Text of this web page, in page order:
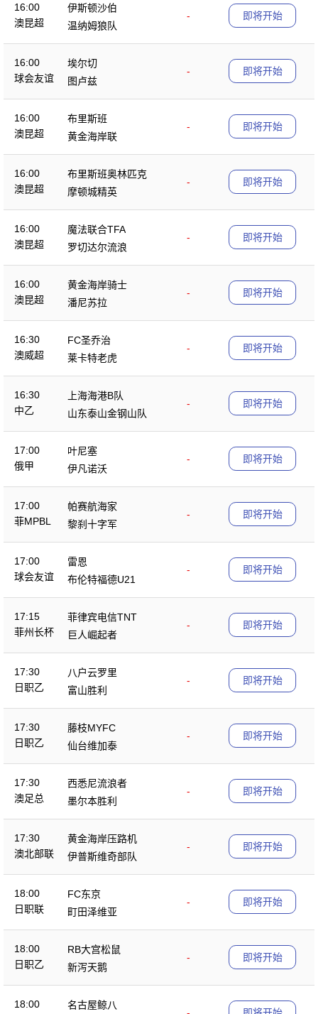
16:00
澳昆超
伊斯顿沙伯
-
温纳姆狼队
即将开始
16:00
球会友谊
埃尔切
-
图卢兹
即将开始
16:00
澳昆超
布里斯班
-
黄金海岸联
即将开始
16:00
澳昆超
布里斯班奥林匹克
-
摩顿城精英
即将开始
16:00
澳昆超
魔法联合TFA
-
罗切达尔流浪
即将开始
16:00
澳昆超
黄金海岸骑士
-
潘尼苏拉
即将开始
16:30
澳威超
FC圣乔治
-
莱卡特老虎
即将开始
16:30
中乙
上海海港B队
-
山东泰山金钢山队
即将开始
17:00
俄甲
叶尼塞
-
伊凡诺沃
即将开始
17:00
菲MPBL
帕赛航海家
-
黎刹十字军
即将开始
17:00
球会友谊
雷恩
-
布伦特福德U21
即将开始
17:15
菲州长杯
菲律宾电信TNT
-
巨人崛起者
即将开始
17:30
日职乙
八户云罗里
-
富山胜利
即将开始
17:30
日职乙
藤枝MYFC
-
仙台维加泰
即将开始
17:30
澳足总
西悉尼流浪者
-
墨尔本胜利
即将开始
17:30
澳北部联
黄金海岸压路机
-
伊普斯维奇部队
即将开始
18:00
日职联
FC东京
-
町田泽维亚
即将开始
18:00
日职乙
RB大宫松鼠
-
新泻天鹅
即将开始
18:00
名古屋鲸八